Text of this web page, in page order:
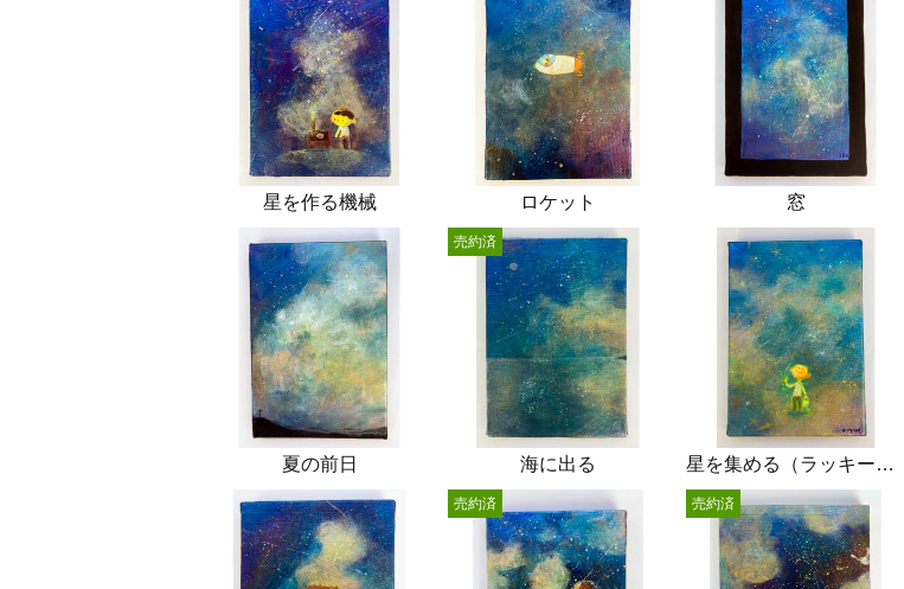
星を作る機械 ロケット 窓
夏の前日 海に出る
売約済
星を集める（ラッキーデイ）
売約済 売約済